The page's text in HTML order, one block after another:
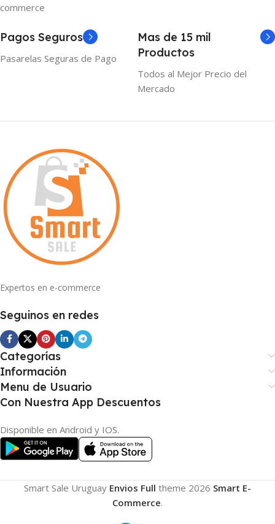
commerce
Pagos Seguros
Pasarelas Seguras de Pago
Mas de 15 mil
Productos
Todos al Mejor Precio del
Mercado
Expertos en e-commerce
Seguinos en redes
Categorías
Información
Menu de Usuario
Con Nuestra App Descuentos
Disponible en Android y IOS.
Smart Sale Uruguay Envios Full theme 2026 Smart E-
Commerce.